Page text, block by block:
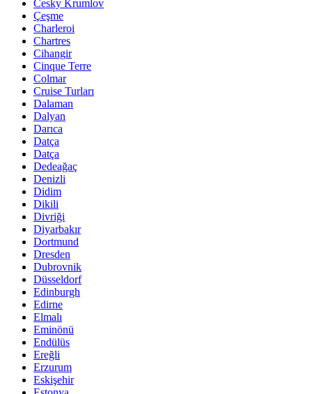
Cesky Krumlov
Çeşme
Charleroi
Chartres
Cihangir
Cinque Terre
Colmar
Cruise Turları
Dalaman
Dalyan
Darıca
Datça
Datça
Dedeağaç
Denizli
Didim
Dikili
Divriği
Diyarbakır
Dortmund
Dresden
Dubrovnik
Düsseldorf
Edinburgh
Edirne
Elmalı
Eminönü
Endülüs
Ereğli
Erzurum
Eskişehir